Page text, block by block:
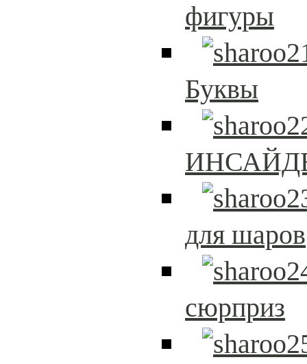
фигуры
Буквы
для шаров
сюрприз